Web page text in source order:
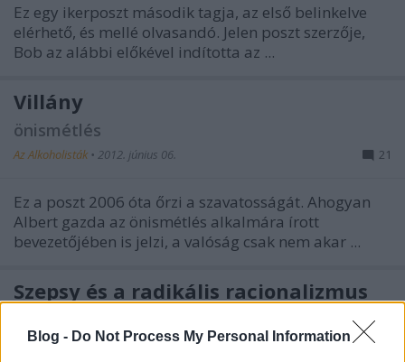
Blog - Do Not Process My Personal Information
Ez egy ikerposzt második tagja, az első belinkelve
elérhető, és mellé olvasandó. Jelen poszt szerzője,
Bob az alábbi előkével indította az ...
Villány
önismétlés
Az Alkoholisták • 2012. június 06. 21
Ez a poszt 2006 óta őrzi a szavatosságát. Ahogyan
Albert gazda az önismétlés alkalmára írott
bevezetőjében is jelzi, a valóság csak nem akar ...
Szepsy és a radikális racionalizmus
Az Alkoholisták •2012. június 05.